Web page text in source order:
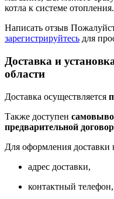
котла к системе отопления.
Написать отзыв
зарегистрируйтесь для
Доставка и
области
Доставка осуществляется
Также доступен
предварительной
Для оформления доставки
адрес доставки,
контактный телефон,